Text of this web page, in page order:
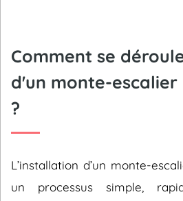
Comment se
d'un monte-escalier
?
L’installation d’un monte-
un processus simple,